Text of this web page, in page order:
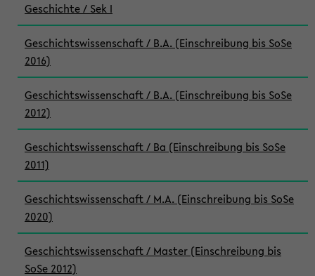
Geschichte / Sek I
Geschichtswissenschaft / B.A. (Einschreibung bis SoSe
2016)
Geschichtswissenschaft / B.A. (Einschreibung bis SoSe
2012)
Geschichtswissenschaft / Ba (Einschreibung bis SoSe
2011)
Geschichtswissenschaft / M.A. (Einschreibung bis SoSe
2020)
Geschichtswissenschaft / Master (Einschreibung bis
SoSe 2012)